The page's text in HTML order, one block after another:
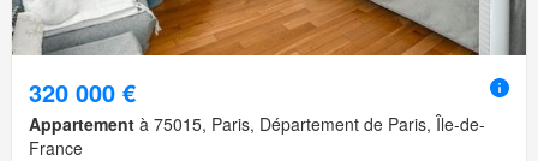
320 000 €
Appartement à 75015, Paris, Département de Paris, Île-de-
France